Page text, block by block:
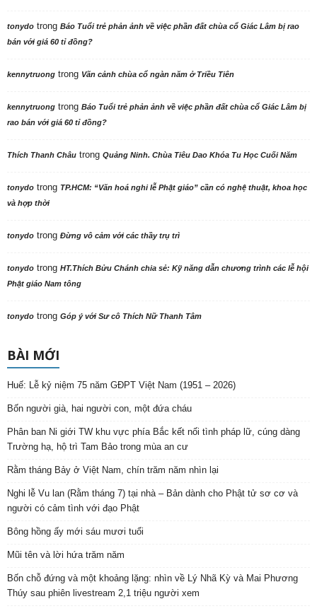
tonydo trong Báo Tuổi trẻ phản ảnh về việc phần đất chùa cổ Giác Lâm bị rao
bán với giá 60 tỉ đồng?
kennytruong trong Vãn cảnh chùa cổ ngàn năm ở Triều Tiên
kennytruong trong Báo Tuổi trẻ phản ảnh về việc phần đất chùa cổ Giác Lâm bị
rao bán với giá 60 tỉ đồng?
Thích Thanh Châu trong Quảng Ninh. Chùa Tiêu Dao Khóa Tu Học Cuối Năm
tonydo trong TP.HCM: “Văn hoá nghi lễ Phật giáo” cần có nghệ thuật, khoa học
và hợp thời
tonydo trong Đừng vô cảm với các thầy trụ trì
tonydo trong HT.Thích Bửu Chánh chia sẻ: Kỹ năng dẫn chương trình các lễ hội
Phật giáo Nam tông
tonydo trong Góp ý với Sư cô Thích Nữ Thanh Tâm
BÀI MỚI
Huế: Lễ kỷ niệm 75 năm GĐPT Việt Nam (1951 – 2026)
Bốn người già, hai người con, một đứa cháu
Phân ban Ni giới TW khu vực phía Bắc kết nối tình pháp lữ, cúng dàng
Trường hạ, hộ trì Tam Bảo trong mùa an cư
Rằm tháng Bảy ở Việt Nam, chín trăm năm nhìn lại
Nghi lễ Vu lan (Rằm tháng 7) tại nhà – Bản dành cho Phật tử sơ cơ và
người có cảm tình với đạo Phật
Bông hồng ấy mới sáu mươi tuổi
Mũi tên và lời hứa trăm năm
Bốn chỗ đứng và một khoảng lặng: nhìn về Lý Nhã Kỳ và Mai Phương
Thúy sau phiên livestream 2,1 triệu người xem